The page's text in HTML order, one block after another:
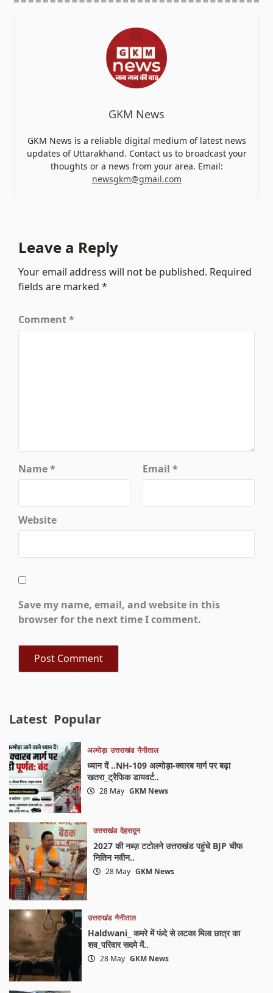
GKM News
GKM News is a reliable digital medium of latest news
updates of Uttarakhand. Contact us to broadcast your
thoughts or a news from your area. Email:
newsgkm@gmail.com
Leave a Reply
Your email address will not be published. Required
fields are marked*
Comment*
Name* Email *
Website
Save my name, email, and website in this
browser for the next time I comment.
Latest Popular
अल्मोड़ा उत्तराखंड नैनीताल
ध्यान दें ..NH-109 अल्मोड़ा-क्वारब मार्ग पर बढ़ा
खतरा_ट्रैफिक डायवर्ट..
28 May GKM News
उत्तराखंड देहरादून
2027 की नब्ज़ टटोलने उत्तराखंड पहुंचे BJP चीफ
नितिन नवीन..
28 May GKM News
उत्तराखंड नैनीताल
Haldwani_ कमरे में फंदे से लटका मिला छात्र का
शव_परिवार सदमे में..
28 May GKM News